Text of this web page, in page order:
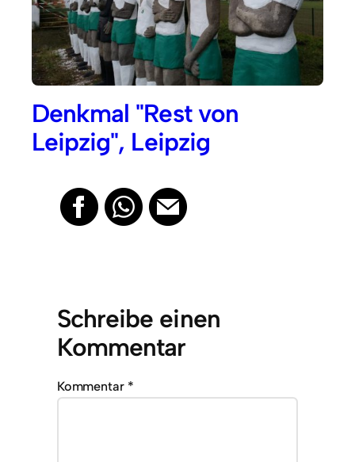
Denkmal "Rest von
Leipzig", Leipzig
Schreibe einen
Kommentar
Kommentar *